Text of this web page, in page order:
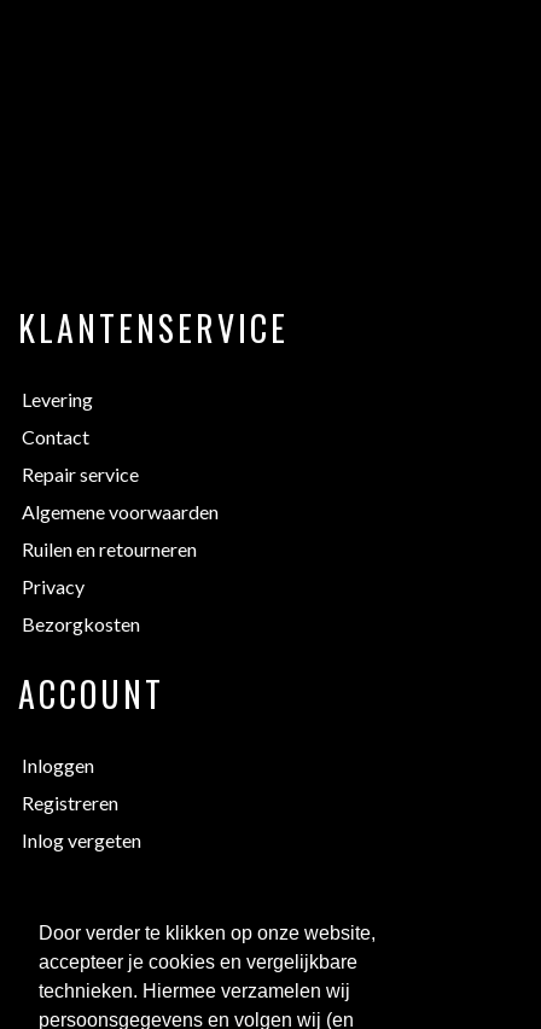
Door verder te klikken op onze website,
accepteer je cookies en vergelijkbare
technieken. Hiermee verzamelen wij
persoonsgegevens en volgen wij (en
KLANTENSERVICE
Levering
Contact
Repair service
Algemene voorwaarden
Ruilen en retourneren
Privacy
Bezorgkosten
ACCOUNT
Inloggen
Registreren
Inlog vergeten
Bedrukken
Maattabellen